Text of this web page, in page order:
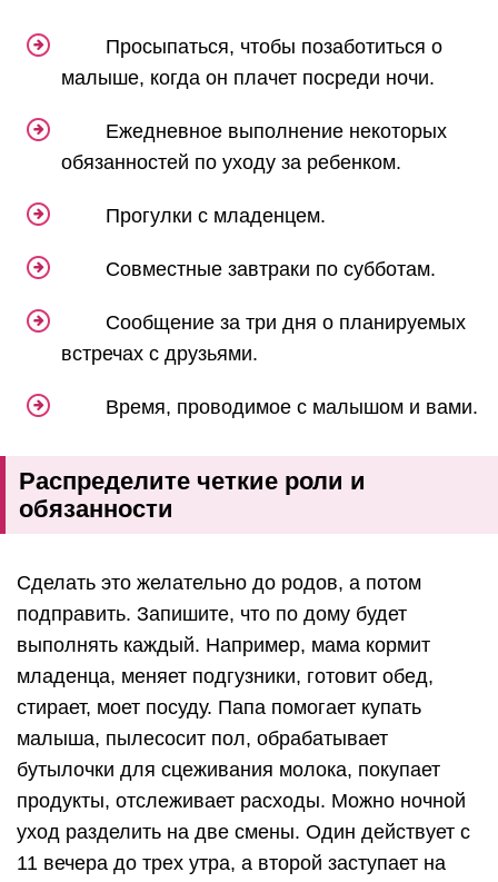
Просыпаться, чтобы позаботиться о
малыше, когда он плачет посреди ночи.
Ежедневное выполнение некоторых
обязанностей по уходу за ребенком.
Прогулки с младенцем.
Совместные завтраки по субботам.
Сообщение за три дня о планируемых
встречах с друзьями.
Время, проводимое с малышом и вами.
Распределите четкие роли и
обязанности
Сделать это желательно до родов, а потом
подправить. Запишите, что по дому будет
выполнять каждый. Например, мама кормит
младенца, меняет подгузники, готовит обед,
стирает, моет посуду. Папа помогает купать
малыша, пылесосит пол, обрабатывает
бутылочки для сцеживания молока, покупает
продукты, отслеживает расходы. Можно ночной
уход разделить на две смены. Один действует с
11 вечера до трех утра, а второй заступает на